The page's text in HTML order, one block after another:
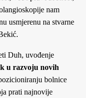
nam
usmjerenu na stvarne
Duh, uvođenje
u razvoju novih
bolnice
prati najnovije